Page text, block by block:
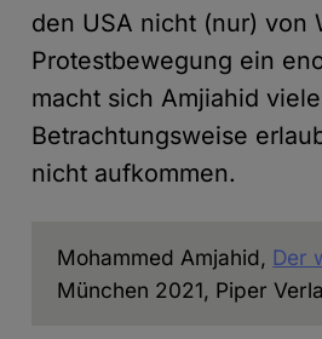
den USA nicht (nur) von
Protestbewegung ein
macht sich Amjiahid
Betrachtungsweise
nicht aufkommen.
Mohammed Amjahid, Der
München 2021, Piper